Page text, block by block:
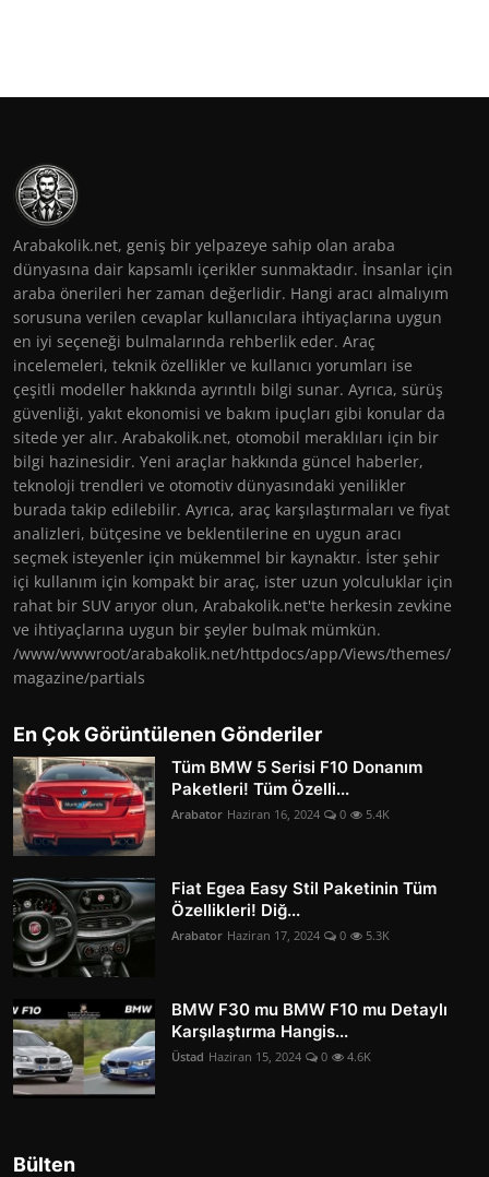
Arabakolik.net, geniş bir yelpazeye sahip olan araba
dünyasına dair kapsamlı içerikler sunmaktadır. İnsanlar için
araba önerileri her zaman değerlidir. Hangi aracı almalıyım
sorusuna verilen cevaplar kullanıcılara ihtiyaçlarına uygun
en iyi seçeneği bulmalarında rehberlik eder. Araç
incelemeleri, teknik özellikler ve kullanıcı yorumları ise
çeşitli modeller hakkında ayrıntılı bilgi sunar. Ayrıca, sürüş
güvenliği, yakıt ekonomisi ve bakım ipuçları gibi konular da
sitede yer alır. Arabakolik.net, otomobil meraklıları için bir
bilgi hazinesidir. Yeni araçlar hakkında güncel haberler,
teknoloji trendleri ve otomotiv dünyasındaki yenilikler
burada takip edilebilir. Ayrıca, araç karşılaştırmaları ve fiyat
analizleri, bütçesine ve beklentilerine en uygun aracı
seçmek isteyenler için mükemmel bir kaynaktır. İster şehir
içi kullanım için kompakt bir araç, ister uzun yolculuklar için
rahat bir SUV arıyor olun, Arabakolik.net'te herkesin zevkine
ve ihtiyaçlarına uygun bir şeyler bulmak mümkün.
/www/wwwroot/arabakolik.net/httpdocs/app/Views/themes/
magazine/partials
En Çok Görüntülenen Gönderiler
Tüm BMW 5 Serisi F10 Donanım
Paketleri! Tüm Özelli...
Arabator Haziran 16, 2024 0 5.4K
Fiat Egea Easy Stil Paketinin Tüm
Özellikleri! Diğ...
Arabator Haziran 17, 2024 0 5.3K
BMW F30 mu BMW F10 mu Detaylı
Karşılaştırma Hangis...
Üstad Haziran 15, 2024 0 4.6K
Bülten